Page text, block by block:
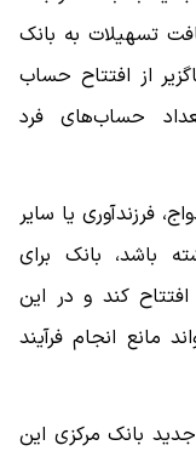
تسهیلات به بانک
از افتتاح حساب
حساب‌های فرد
فرزندآوری یا سایر
باشد، بانک برای
کند و در این
مانع انجام فرآیند
بانک مرکزی این